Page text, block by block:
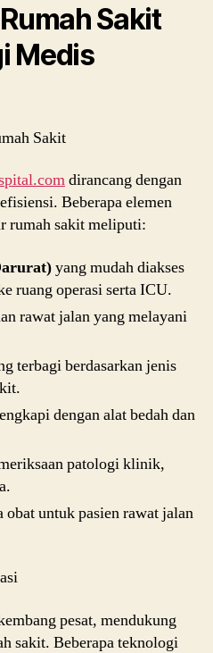
Sakit
Medis
Sakit
dirancang dengan
Beberapa elemen
rumah sakit meliputi:
yang mudah diakses
ruang operasi serta ICU.
rawat jalan yang melayani
terbagi berdasarkan jenis
dengan alat bedah dan
patologi klinik,
obat untuk pasien rawat jalan
pesat, mendukung
sakit. Beberapa teknologi